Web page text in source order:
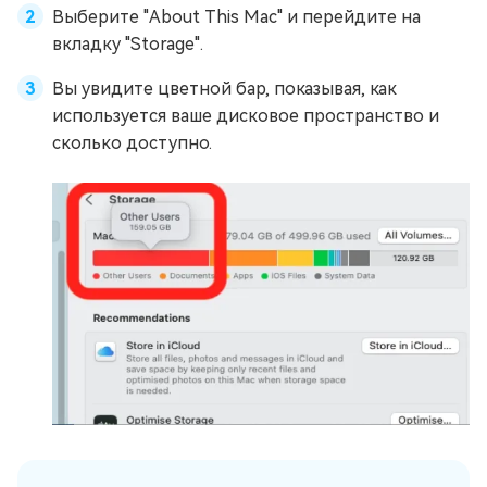
Выберите "About This Mac" и перейдите на
вкладку "Storage".
Вы увидите цветной бар, показывая, как
используется ваше дисковое пространство и
сколько доступно.